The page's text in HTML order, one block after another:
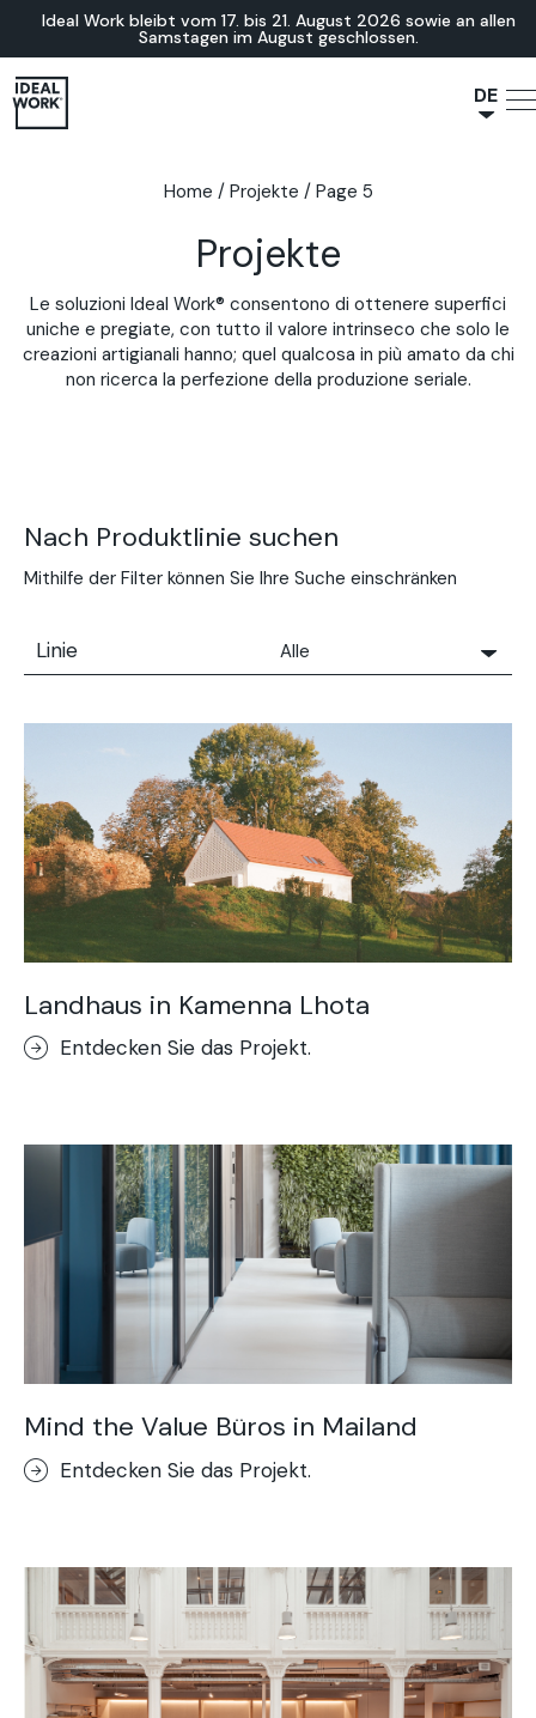
Ideal Work bleibt vom 17. bis 21. August 2026 sowie an allen
Samstagen im August geschlossen.
DE
EN
Home / Projekte / Page 5
Projekte
Le soluzioni Ideal Work® consentono di ottenere superfici
uniche e pregiate, con tutto il valore intrinseco che solo le
creazioni artigianali hanno; quel qualcosa in più amato da chi
non ricerca la perfezione della produzione seriale.
Nach Produktlinie suchen
Mithilfe der Filter können Sie Ihre Suche einschränken
Linie
Alle
Solidro
Microtopping®
Terrae-Calce
Nuvolato Architop®
Stempelbeton Boden
Rasico®
Terrae-Calce Venezia
Concrete Optik
Lixio®-Mikroterrazzo
Stempelputz
Stenciltop-Dekorboden
Kunstfelsen
Landhaus in Kamenna Lhota
Entdecken Sie das Projekt.
Mind the Value Büros in Mailand
Entdecken Sie das Projekt.